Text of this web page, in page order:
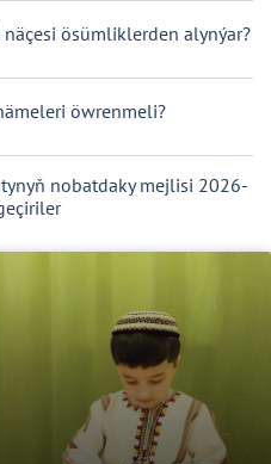
ösümliklerden alynýar?
öwrenmeli?
nobatdaky mejlisi 2026-